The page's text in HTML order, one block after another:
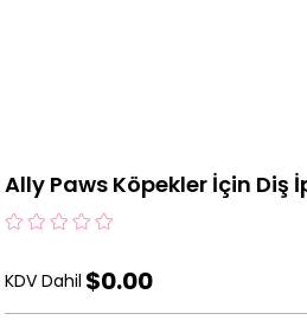
Ally Paws Köpekler İçin Diş
KDV Dahil $0.00